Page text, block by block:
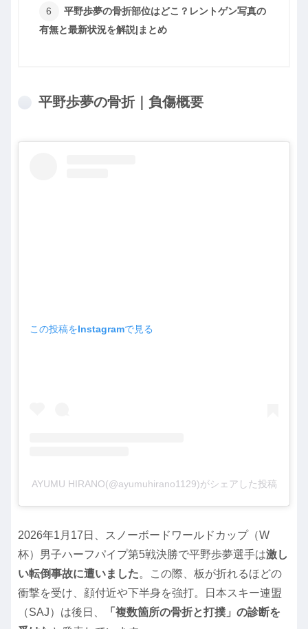
平野歩夢の骨折部位はどこ？レントゲン写真の
有無と最新状況を解説|まとめ
平野歩夢の骨折｜負傷概要
この投稿をInstagramで見る
AYUMU HIRANO(@ayumuhirano1129)がシェアした投稿
2026年1月17日、スノーボードワールドカップ（W
杯）男子ハーフパイプ第5戦決勝で平野歩夢選手は激し
い転倒事故に遭いました。この際、板が折れるほどの
衝撃を受け、顔付近や下半身を強打。日本スキー連盟
（SAJ）は後日、
「複数箇所の骨折と打撲」の診断を